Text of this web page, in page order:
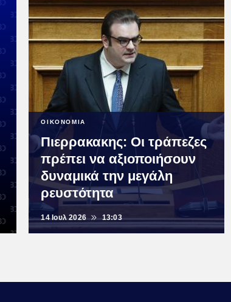
ΟΙΚΟΝΟΜΙΑ
Πιερρακακης: Οι τράπεζες
πρέπει να αξιοποιήσουν
δυναμικά την μεγάλη
ρευστότητα
14 Ιουλ 2026 13:03